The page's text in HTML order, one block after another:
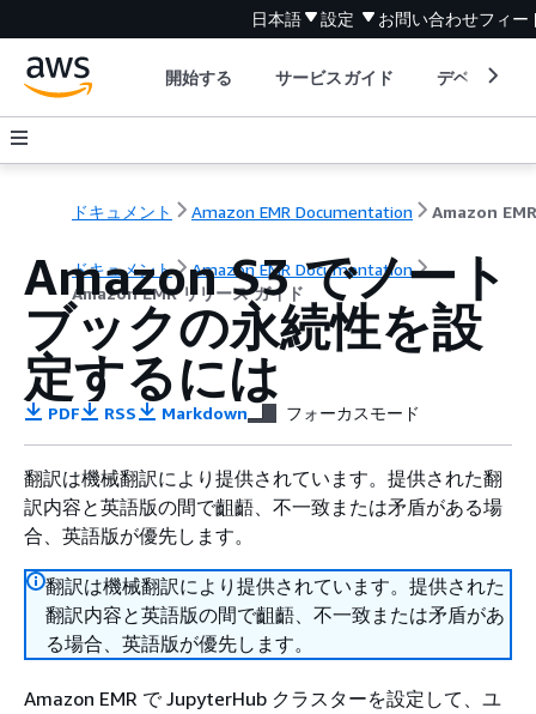
日本語 設定 お問い合わせフィー
開始する サービスガイド デベロッパ
ドキュメント Amazon EMR Documentation
ドキュメント
Amazon EMR Documentation
Amazon EMR リリース ガイド
Amazon S3 でノート
ブックの永続性を設
定するには
PDF RSS Markdown フォーカスモード
翻訳は機械翻訳により提供されています。提供された翻
訳内容と英語版の間で齟齬、不一致または矛盾がある場
合、英語版が優先します。
翻訳は機械翻訳により提供されています。提供された
翻訳内容と英語版の間で齟齬、不一致または矛盾があ
る場合、英語版が優先します。
Amazon EMR で JupyterHub クラスターを設定して、ユ